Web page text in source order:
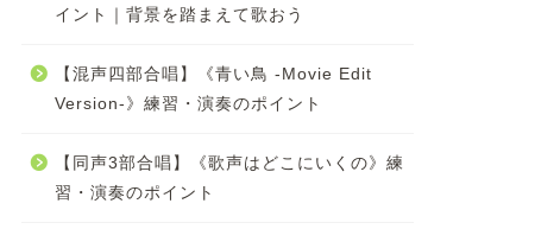
イント｜背景を踏まえて歌おう
【混声四部合唱】《青い鳥 -Movie Edit
Version-》練習・演奏のポイント
【同声3部合唱】《歌声はどこにいくの》練
習・演奏のポイント